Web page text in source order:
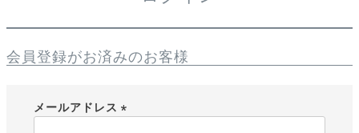
会員登録がお済みのお客様
メールアドレス